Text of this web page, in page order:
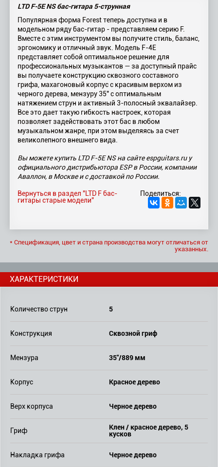
LTD F-5E NS бас-гитара 5-струнная
Популярная форма Forest теперь доступна и в
модельном ряду бас-гитар - представляем серию F.
Вместе с этим инструментом вы получите стиль, баланс,
эргономику и отличный звук. Модель F-4E
представляет собой оптимальное решение для
профессиональных музыкантов — за доступный прайс
вы получаете конструкцию сквозного составного
грифа, махагоновый корпус с красивым верхом из
черного дерева, мензуру 35" с оптимальным
натяжением струн и активный 3-полосный эквалайзер.
Все это дает такую гибкость настроек, которая
позволяет задействовать этот бас в любом
музыкальном жанре, при этом выделяясь за счет
великолепного внешнего вида.
Вы можете купить LTD F-5E NS на сайте espguitars.ru у
официального дистрибьютора ESP в России, компании
Аваллон, в Москве и с доставкой по России.
Поделиться:
Вернуться в раздел "LTD F бас-
гитары старые модели"
* Спецификация, цвет и страна производства могут отличаться от
указанных.
ХАРАКТЕРИСТИКИ
Количество струн 5
Конструкция Сквозной гриф
Мензура 35"/889 мм
Корпус Красное дерево
Верх корпуса Черное дерево
Гриф Клен / красное дерево, 5
кусков
Накладка грифа Черное дерево